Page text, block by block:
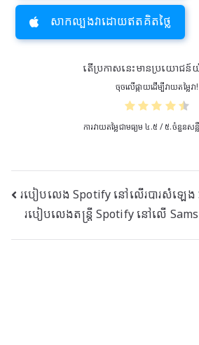
សាកល្បងវាដោយឥតគិតថ្លៃ
តើ​ប្រកាស​នេះ​មាន​ប្រយោជន៍​
ចុចលើផ្កាយដើម្បីវាយតម្លៃវា!
ការវាយតម្លៃជាមធ្យម៤.៥ / ៥.ចំនួនសន្លឹ
ការ
រុករក
របៀបលេង Spotify នៅលើរបារសំឡេង
របៀបលេងតន្ត្រី Spotify នៅលើ